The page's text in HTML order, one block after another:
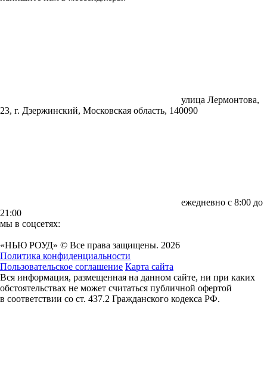
улица Лермонтова,
23, г. Дзержинский, Московская область, 140090
ежедневно с 8:00 до
21:00
мы в соцсетях:
«НЬЮ РОУД» © Все права защищены. 2026
Политика конфиденциальности
Пользовательское соглашение Карта сайта
Вся информация, размещенная на данном сайте, ни при каких
обстоятельствах не может считаться публичной офертой
в соответствии со ст. 437.2 Гражданского кодекса РФ.